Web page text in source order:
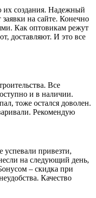
их создания. Надежный
на сайте. Конечно
Как оптовикам режут
доставляют. И это все
Все
и в наличии.
тоже остался доволен.
Рекомендую
успевали привезти,
на следующий день,
– скидка при
Качество